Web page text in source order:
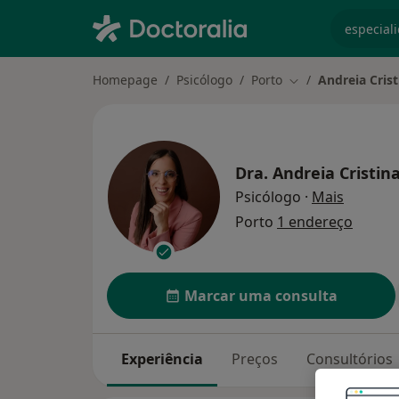
Homepage Psicólogo Porto Mudar de cidade
Andreia
Dra. Andreia
Psicólogo · Mais
Porto 1 endereço
Marcar uma consulta
Experiência Preços Consultórios